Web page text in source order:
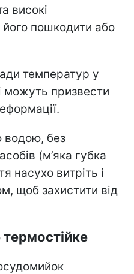
високі
пошкодити або
температур у
можуть призвести
водою, без
(м’яка губка
насухо витріть і
щоб захистити від